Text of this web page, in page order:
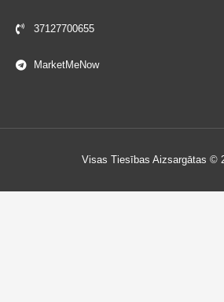
37127700655
MarketMeNow
Visas Tiesības Aizsargātas ©